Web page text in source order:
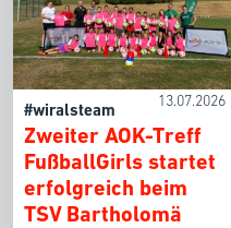
13.07.2026
#wiralsteam
Zweiter AOK-Treff
FußballGirls startet
erfolgreich beim
TSV Bartholomä